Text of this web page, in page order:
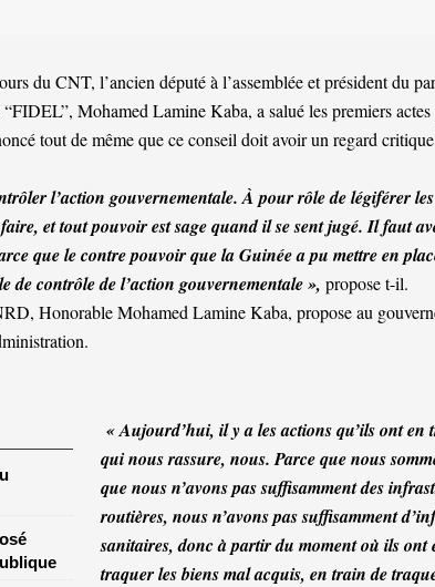
du CNT, l’ancien député à l’assemblée et président du
Mohamed Lamine Kaba, a salué les premiers actes
tout de même que ce conseil doit avoir un regard
l’action gouvernementale. À pour rôle de légiférer
et tout pouvoir est sage quand il se sent jugé. Il faut
que le contre pouvoir que la Guinée a pu mettre en
de contrôle de l’action gouvernementale », propose t-il.
Honorable Mohamed Lamine Kaba, propose au
« Aujourd’hui, il y a les actions qu’ils ont en
qui nous rassure, nous. Parce que nous
que nous n’avons pas suffisamment des
routières, nous n’avons pas suffisamment
sanitaires, donc à partir du moment où ils ont
traquer les biens mal acquis, en train de